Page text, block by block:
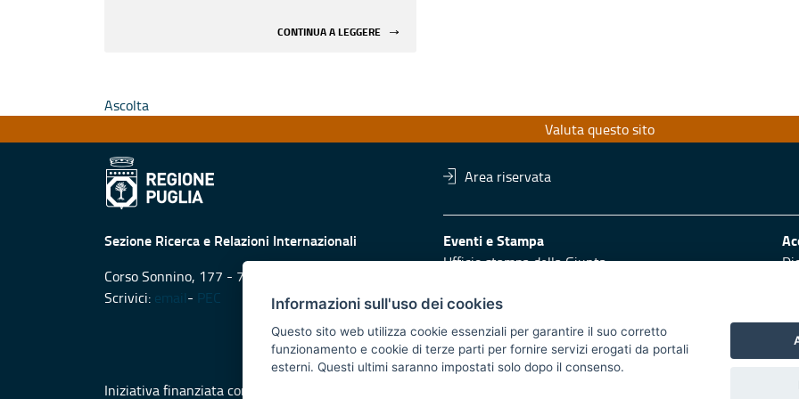
CONTINUA A LEGGERE
Ascolta
Valuta questo sito
Area riservata
Sezione Ricerca e Relazioni Internazionali
Corso Sonnino, 177 - 70121 Bari
Scrivici: email - PEC
Eventi e Stampa
Ufficio stampa della Giunta
Logo e identità regionale
Redazione
Responsabili di pubblicazione
Iniziativa finanziata con risorse del POR Puglia 2014/2020 - Asse XI
Informazioni sull'uso dei cookies
Questo sito web utilizza cookie essenziali per garantire il suo corretto
funzionamento e cookie di terze parti per fornire servizi erogati da portali
esterni. Questi ultimi saranno impostati solo dopo il consenso.